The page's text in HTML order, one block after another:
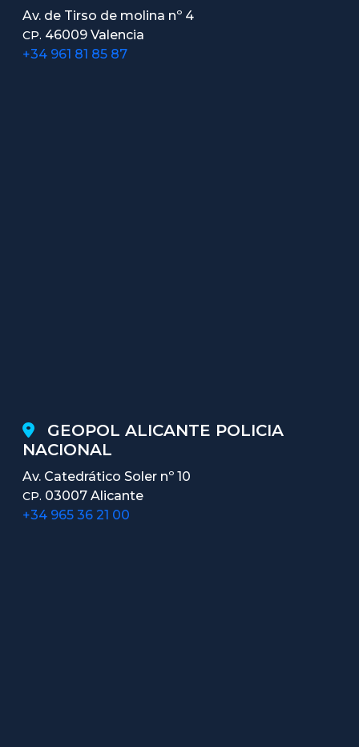
Av. de Tirso de molina nº 4
CP. 46009 Valencia
+34 961 81 85 87
GEOPOL ALICANTE POLICIA
NACIONAL
Av. Catedrático Soler nº 10
CP. 03007 Alicante
+34 965 36 21 00